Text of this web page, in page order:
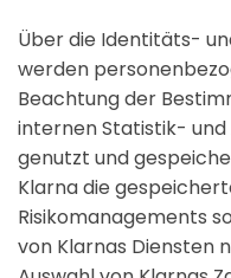
Über die Identitäts-
werden
Beachtung der
internen Statistik-
genutzt und
Klarna die
Risikomanagements
von Klarnas Diensten